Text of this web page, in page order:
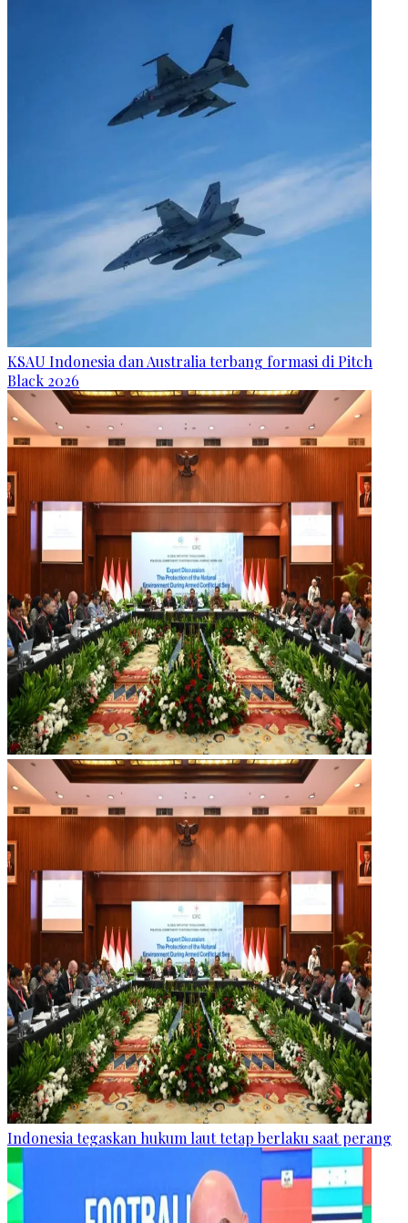
KSAU Indonesia dan Australia terbang formasi di Pitch
Black 2026
Indonesia tegaskan hukum laut tetap berlaku saat perang